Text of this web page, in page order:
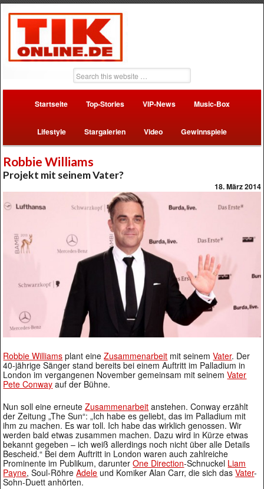
Startseite Top-Stories VIP-News Music-Box
Lifestyle Stargalerien Video Gewinnspiele
Robbie Williams
Projekt mit seinem Vater?
18. März 2014
Robbie Williams plant eineZusammenarbeit mit seinemVater. Der
40-jährige Sänger stand bereits bei einem Auftritt im Palladium in
London im vergangenen November gemeinsam mit seinemVater
Pete Conway auf der Bühne.
Nun soll eine erneuteZusammenarbeit anstehen. Conway erzählt
der Zeitung „The Sun“: „Ich habe es geliebt, das im Palladium mit
ihm zu machen. Es war toll. Ich habe das wirklich genossen. Wir
werden bald etwas zusammen machen. Dazu wird in Kürze etwas
bekannt gegeben – ich weiß allerdings noch nicht über alle Details
Bescheid.“ Bei dem Auftritt in London waren auch zahlreiche
Prominente im Publikum, darunterOne Direction-Schnuckel Liam
Payne, Soul-RöhreAdele und Komiker Alan Carr, die sich dasVater-
Sohn-Duett anhörten.